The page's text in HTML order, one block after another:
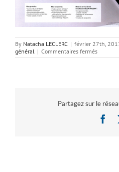
By Natacha LECLERC | février 27th,
général | Commentaires ferméssur
Partagez sur le